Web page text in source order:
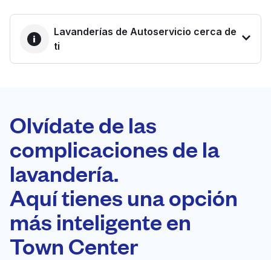
Lavanderías de Autoservicio cerca de
ti
Laundryheap.com
Programa tu recogida
0 min
Recojo y entrega
casa
Abierto 24/7
Olvídate de las
complicaciones de la
lavandería.
Aquí tienes una opción
más inteligente en
Town Center